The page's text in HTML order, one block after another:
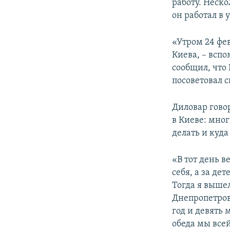
работу.
он работал в
«Утром 24
Киева, –
сообщил, что
посоветовал
Диловар
в Киеве:
делать и
«В тот день
себя, а за
Тогда я
год и девять
обеда мы